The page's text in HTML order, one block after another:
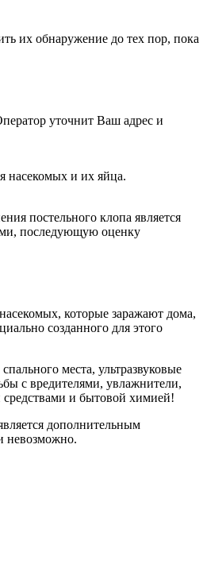
их обнаружение до тех пор, пока
уточнит Ваш адрес и
насекомых и их яйца.
постельного клопа является
последующую оценку
которые заражают дома,
созданного для этого
места, ультразвуковые
с вредителями, увлажнители,
и бытовой химией!
дополнительным
невозможно.